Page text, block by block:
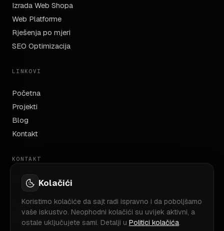
Izrada Web Shopa
Web Platforme
Rješenja po mjeri
SEO Optimizacija
LINKOVI
Početna
Projekti
Blog
Kontakt
KONTAKT
TC Robot, Azize Šaćirbegović bb
71000 Sarajevo, BiH
+387 60 350 18 86
info@nevis.ba
Kolačići
Koristimo kolačiće da sajt radi ispravno i da poboljšamo
vaše iskustvo. Neophodni kolačići su uvijek aktivni, a
ostale uključujete sami. Detalji u Politici kolačića.